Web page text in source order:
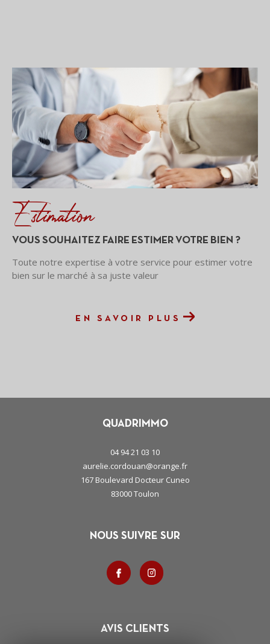
Estimation
VOUS SOUHAITEZ FAIRE ESTIMER VOTRE BIEN ?
Toute notre expertise à votre service pour estimer votre
bien sur le marché à sa juste valeur
EN SAVOIR PLUS
QUADRIMMO
04 94 21 03 10
aurelie.cordouan@orange.fr
167 Boulevard Docteur Cuneo
83000
toulon
NOUS SUIVRE SUR
AVIS CLIENTS